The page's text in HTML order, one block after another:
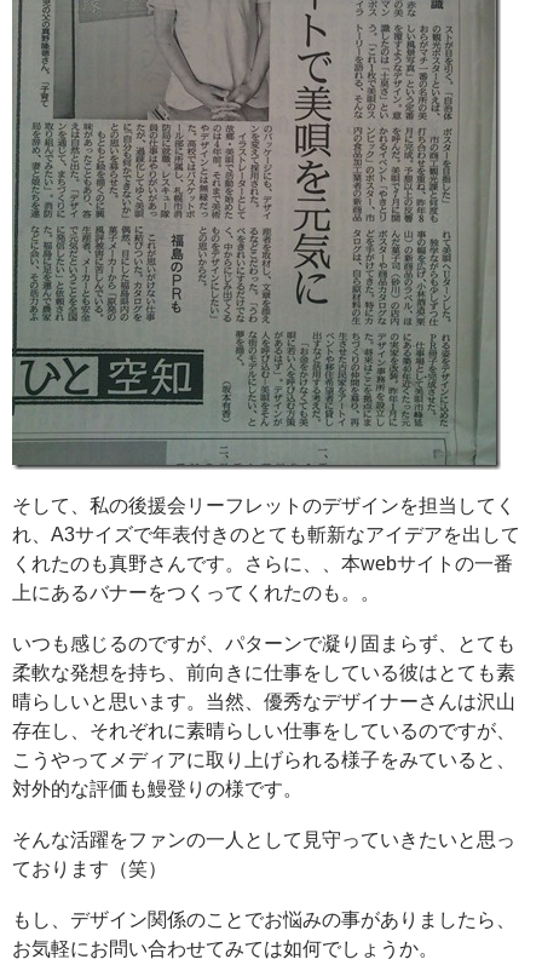
そして、私の後援会リーフレットのデザインを担当してく
れ、A3サイズで年表付きのとても斬新なアイデアを出して
くれたのも真野さんです。さらに、、本webサイトの一番
上にあるバナーをつくってくれたのも。。
いつも感じるのですが、パターンで凝り固まらず、とても
柔軟な発想を持ち、前向きに仕事をしている彼はとても素
晴らしいと思います。当然、優秀なデザイナーさんは沢山
存在し、それぞれに素晴らしい仕事をしているのですが、
こうやってメディアに取り上げられる様子をみていると、
対外的な評価も鰻登りの様です。
そんな活躍をファンの一人として見守っていきたいと思っ
ております（笑）
もし、デザイン関係のことでお悩みの事がありましたら、
お気軽にお問い合わせてみては如何でしょうか。